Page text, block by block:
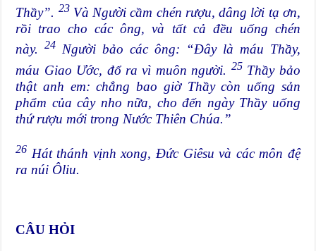
Thầy”. 23 Và Người cầm chén rượu, dâng lời tạ ơn,
rồi trao cho các ông, và tất cả đều uống chén
này.24 Người bảo các ông: “Đây là máu Thầy,
máu Giao Ước, đổ ra vì muôn người. 25 Thầy bảo
thật anh em: chẳng bao giờ Thầy còn uống sản
phẩm của cây nho nữa, cho đến ngày Thầy uống
thứ rượu mới trong Nước Thiên Chúa.”
26 Hát thánh vịnh xong, Đức Giêsu và các môn đệ
ra núi Ôliu.
CÂU HỎI